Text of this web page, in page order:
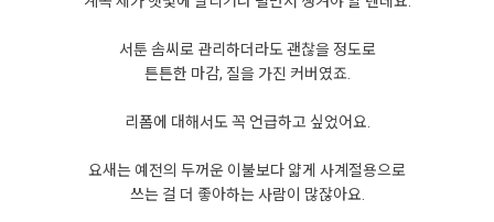
서툰 솜씨로 관리하더라도 괜찮을 정도로
튼튼한 마감, 질을 가진 커버였죠.
리폼에 대해서도 꼭 언급하고 싶었어요.
요새는 예전의 두꺼운 이불보다 얇게 사계절용으로
쓰는 걸 더 좋아하는 사람이 많잖아요.